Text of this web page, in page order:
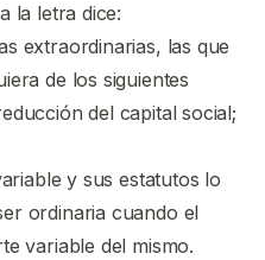
la letra dice:
extraordinarias, las que
de los siguientes
del capital social;
y sus estatutos lo
ordinaria cuando el
variable del mismo.